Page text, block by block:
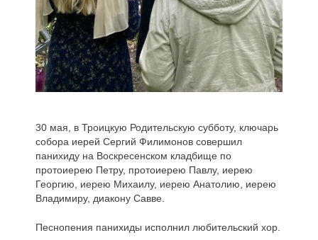
30 мая, в Троицкую Родительскую субботу, ключарь
собора иерей Сергий Филимонов совершил
панихиду на Воскресенском кладбище по
протоиерею Петру, протоиерею Павлу, иерею
Георгию, иерею Михаилу, иерею Анатолию, иерею
Владимиру, диакону Савве.
Песнопения панихиды исполнил любительский хор.